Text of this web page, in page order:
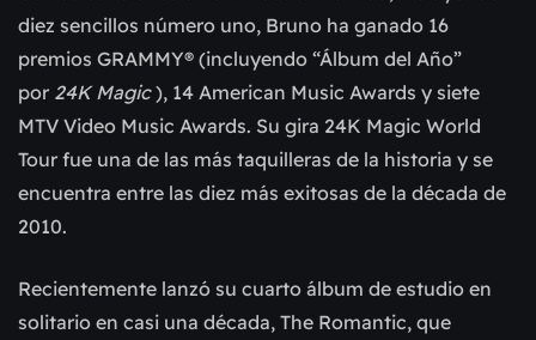
diez sencillos número uno, Bruno ha ganado 16
premios GRAMMY® (incluyendo “Álbum del Año”
por 24K Magic), 14 American Music Awards y siete
MTV Video Music Awards. Su gira 24K Magic World
Tour fue una de las más taquilleras de la historia y se
encuentra entre las diez más exitosas de la década de
2010.
Recientemente lanzó su cuarto álbum de estudio en
solitario en casi una década, The Romantic, que